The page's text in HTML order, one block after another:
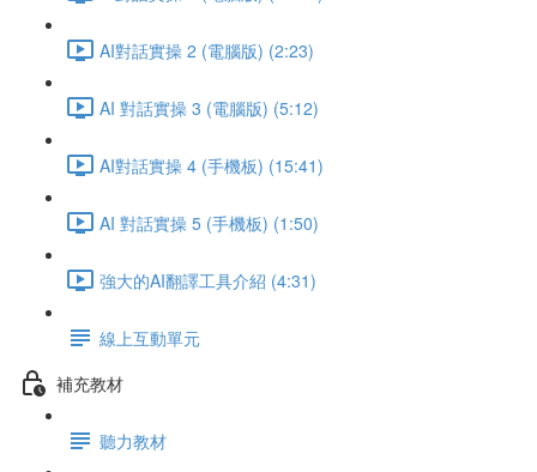
AI對話實操 2 (電腦版) (2:23)
AI 對話實操 3 (電腦版) (5:12)
AI對話實操 4 (手機板) (15:41)
AI 對話實操 5 (手機板) (1:50)
強大的AI翻譯工具介紹 (4:31)
線上互動單元
補充教材
聽力教材